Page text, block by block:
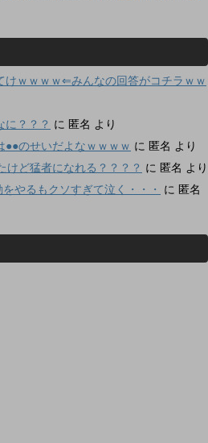
けｗｗｗｗ⇐みんなの回答がコチラｗｗ
に？？？ に 匿名 より
●●のせいだよなｗｗｗｗ に 匿名 より
けど猛者になれる？？？？ に 匿名 より
やるもクソすぎて泣く・・・
に 匿名